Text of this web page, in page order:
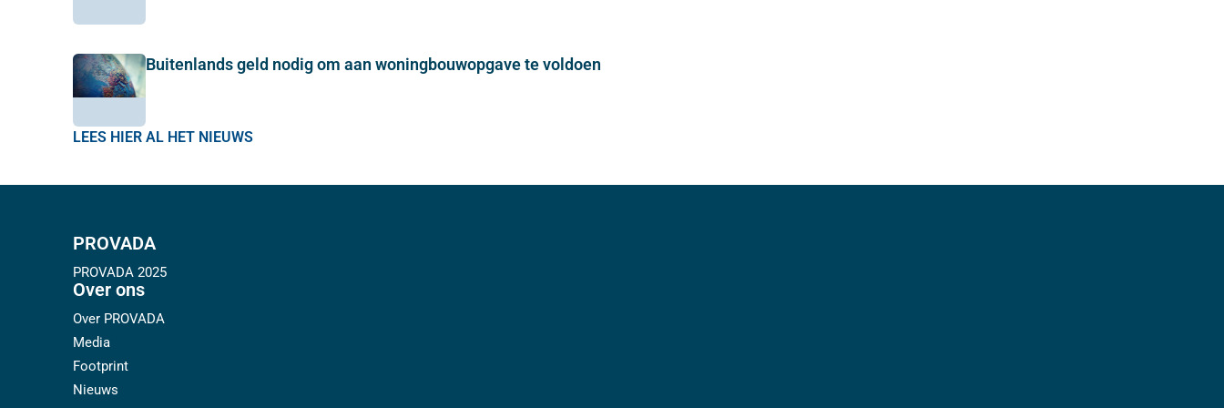
Buitenlands geld nodig om aan woningbouwopgave te voldoen
LEES HIER AL HET NIEUWS
PROVADA
PROVADA 2025
Over ons
Over PROVADA
Media
Footprint
Nieuws